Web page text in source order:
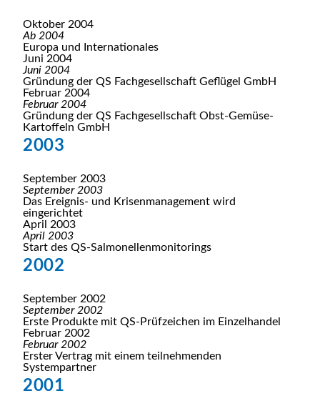
Oktober 2004
Ab 2004
Europa und Internationales
Juni 2004
Juni 2004
Gründung der QS Fachgesellschaft Geflügel GmbH
Februar 2004
Februar 2004
Gründung der QS Fachgesellschaft Obst-Gemüse-
Kartoffeln GmbH
2003
September 2003
September 2003
Das Ereignis- und Krisenmanagement wird
eingerichtet
April 2003
April 2003
Start des QS-Salmonellen­monitorings
2002
September 2002
September 2002
Erste Produkte mit QS-Prüfzeichen im Einzelhandel
Februar 2002
Februar 2002
Erster Vertrag mit einem teilnehmenden
Systempartner
2001